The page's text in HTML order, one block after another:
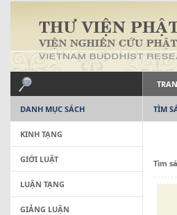
TÌM
Tìm
DANH MỤC SÁCH
KINH TẠNG
GIỚI LUẬT
LUẬN TẠNG
GIẢNG LUẬN